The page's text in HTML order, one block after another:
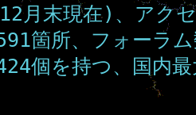
月末現在)、アク
箇所、フォーラ
個を持つ、国内